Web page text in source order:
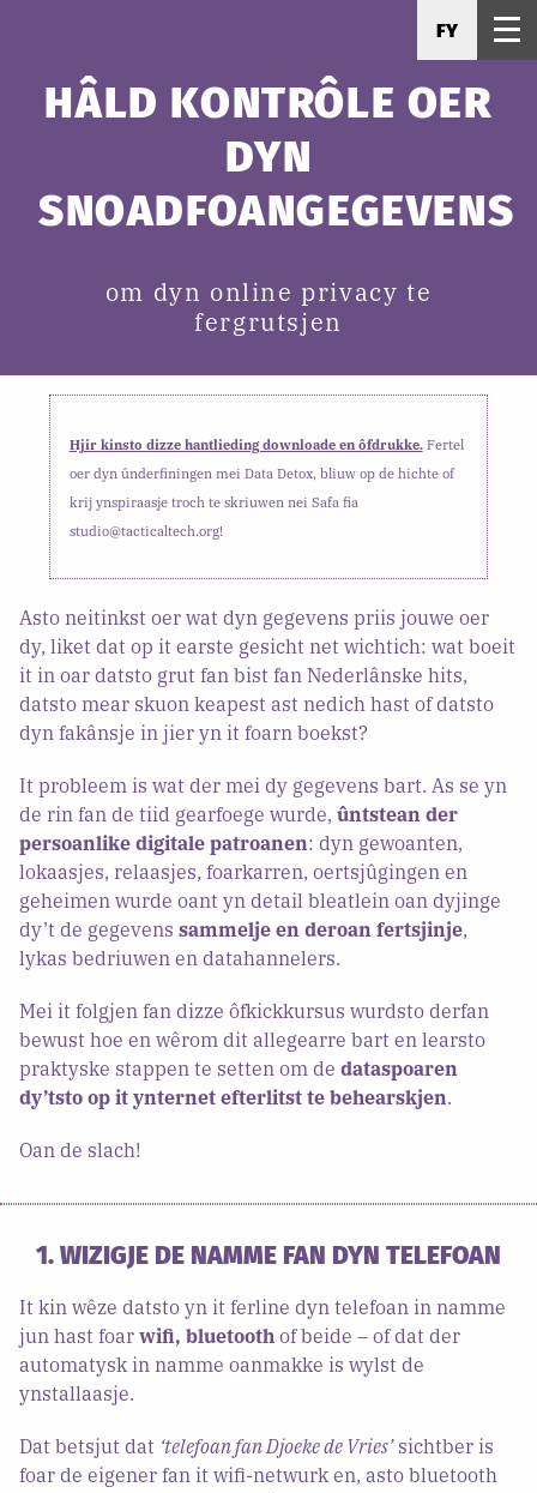
FY
HÂLD KONTRÔLE OER
DYN
SNOADFOANGEGEVENS
om dyn online privacy te
fergrutsjen
Hjir kinsto dizze hantlieding downloade en ôfdrukke.Fertel
oer dyn ûnderfiningen mei Data Detox, bliuw op de hichte of
krij ynspiraasje troch te skriuwen nei Safa fia
studio@tacticaltech.org!
Asto neitinkst oer wat dyn gegevens priis jouwe oer
dy, liket dat op it earste gesicht net wichtich: wat boeit
it in oar datsto grut fan bist fan Nederlânske hits,
datsto mear skuon keapest ast nedich hast of datsto
dyn fakânsje in jier yn it foarn boekst?
It probleem is wat der mei dy gegevens bart. As se yn
de rin fan de tiid gearfoege wurde, ûntstean der
persoanlike digitale patroanen: dyn gewoanten,
lokaasjes, relaasjes, foarkarren, oertsjûgingen en
geheimen wurde oant yn detail bleatlein oan dyjinge
dy’t de gegevens sammelje en deroan fertsjinje,
lykas bedriuwen en datahannelers.
Mei it folgjen fan dizze ôfkickkursus wurdsto derfan
bewust hoe en wêrom dit allegearre bart en learsto
praktyske stappen te setten om de dataspoaren
dy’tsto op it ynternet efterlitst te behearskjen.
Oan de slach!
1. WIZIGJE DE NAMME FAN DYN TELEFOAN
It kin wêze datsto yn it ferline dyn telefoan in namme
jun hast foar wifi, bluetooth of beide – of dat der
automatysk in namme oanmakke is wylst de
ynstallaasje.
Dat betsjut dat ‘telefoan fan Djoeke de Vries’sichtber is
foar de eigener fan it wifi-netwurk en, asto bluetooth